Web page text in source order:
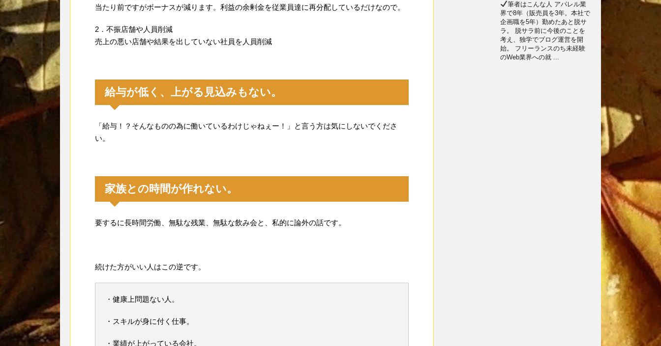
当たり前ですがボーナスが減ります。利益の余剰金を従業員達に再分配しているだけなので。
2．不振店舗や人員削減
売上の悪い店舗や結果を出していない社員を人員削減
給与が低く、上がる見込みもない。
「給与！？そんなものの為に働いているわけじゃねぇー！」と言う方は気にしないでくださ
い。
家族との時間が作れない。
要するに長時間労働、無駄な残業、無駄な飲み会と、私的に論外の話です。
続けた方がいい人はこの逆です。
・健康上問題ない人。
・スキルが身に付く仕事。
・業績が上がっている会社。
筆者はこんな人 アパレル業
界で8年（販売員を3年。本社で
企画職を5年）勤めたあと脱サ
ラ。 脱サラ前に今後のことを
考え、独学でブログ運営を開
始。 フリーランスのち未経験
のWeb業界への就 ...